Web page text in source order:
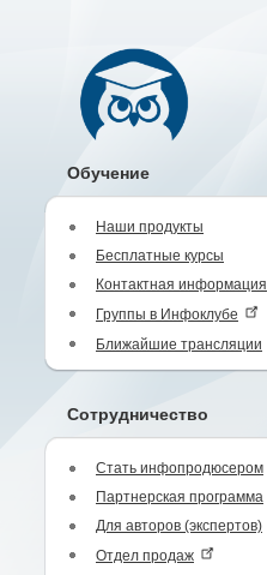
Обучение
Наши продукты
Бесплатные курсы
Контактная информация
Группы в Инфоклубе
Ближайшие трансляции
Сотрудничество
Стать инфопродюсером
Партнерская программа
Для авторов (экспертов)
Отдел продаж